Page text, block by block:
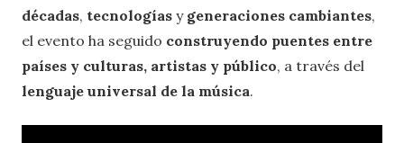
décadas, tecnologías y generaciones cambiantes,
el evento ha seguido construyendo puentes entre
países y culturas, artistas y público, a través del
lenguaje universal de la música.